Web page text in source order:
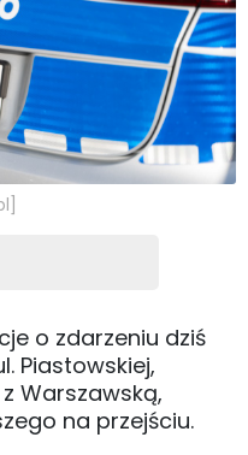
o zdarzeniu dziś
Piastowskiej,
Warszawską,
na przejściu.